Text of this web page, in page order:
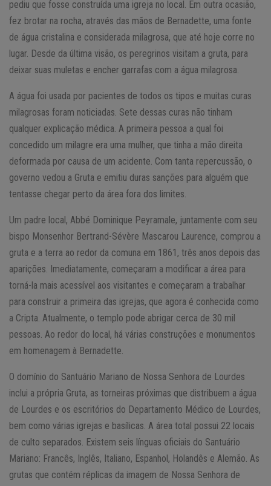
pediu que fosse construída uma igreja no local. Em outra ocasião,
fez brotar na rocha, através das mãos de Bernadette, uma fonte
de água cristalina e considerada milagrosa, que até hoje corre no
lugar. Desde da última visão, os peregrinos visitam a gruta, para
deixar suas muletas e encher garrafas com a água milagrosa.
A água foi usada por pacientes de todos os tipos e muitas curas
milagrosas foram noticiadas. Sete dessas curas não tinham
qualquer explicação médica. A primeira pessoa a qual foi
concedido um milagre era uma mulher, que tinha a mão direita
deformada por causa de um acidente. Com tanta repercussão, o
governo vedou a Gruta e emitiu duras sanções para alguém que
tentasse chegar perto da área fora dos limites.
Um padre local, Abbé Dominique Peyramale, juntamente com seu
bispo Monsenhor Bertrand-Sévère Mascarou Laurence, comprou a
gruta e a terra ao redor da comuna em 1861, três anos depois das
aparições. Imediatamente, começaram a modificar a área para
torná-la mais acessível aos visitantes e começaram a trabalhar
para construir a primeira das igrejas, que agora é conhecida como
a Cripta. Atualmente, o templo pode abrigar cerca de 30 mil
pessoas. Ao redor do local, há várias construções e monumentos
em homenagem à Bernadette.
O domínio do Santuário Mariano de Nossa Senhora de Lourdes
inclui a própria Gruta, as torneiras próximas que distribuem a água
de Lourdes e os escritórios do Departamento Médico de Lourdes,
bem como várias igrejas e basílicas. A área total possui 22 locais
de culto separados. Existem seis línguas oficiais do Santuário
Mariano: Francês, Inglês, Italiano, Espanhol, Holandês e Alemão. As
grutas que contém réplicas da imagem de Nossa Senhora de